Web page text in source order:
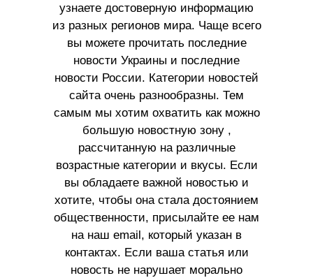
узнаете достоверную информацию
из разных регионов мира. Чаще всего
вы можете прочитать последние
новости Украины и последние
новости России. Категории новостей
сайта очень разнообразны. Тем
самым мы хотим охватить как можно
большую новостную зону ,
рассчитанную на различные
возрастные категории и вкусы. Если
вы обладаете важной новостью и
хотите, чтобы она стала достоянием
общественности, присылайте ее нам
на наш email, который указан в
контактах. Если ваша статья или
новость не нарушает морально